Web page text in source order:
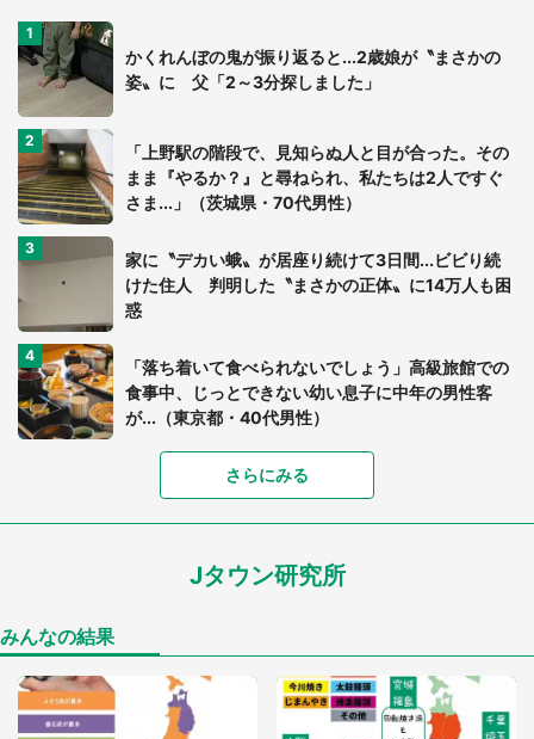
かくれんぼの鬼が振り返ると...2歳娘が〝まさかの
姿〟に 父「2～3分探しました」
「上野駅の階段で、見知らぬ人と目が合った。その
まま『やるか？』と尋ねられ、私たちは2人ですぐ
さま...」（茨城県・70代男性）
家に〝デカい蛾〟が居座り続けて3日間...ビビり続
けた住人 判明した〝まさかの正体〟に14万人も困
惑
「落ち着いて食べられないでしょう」高級旅館での
食事中、じっとできない幼い息子に中年の男性客
が...（東京都・40代男性）
「可愛いのにホラー」「事件性を感じる」 ふわふ
「孫にあげると思って、あなたにこれをあげる」
「ゾワゾワする」「本当に気持ち悪い」 道端でバ
グっちゃってた〝野生の野菜〟に6.5万人戦慄
さらにみる
Jタウン研究所
みんなの結果